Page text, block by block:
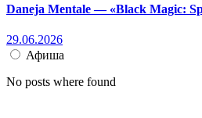
Daneja Mentale — «Black Magic:
29.06.2026
Афиша
No posts where found